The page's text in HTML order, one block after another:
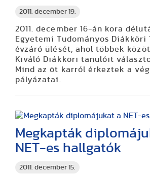
2011. december 19.
2011. december 16-án kora
Egyetemi Tudományos Diákköri
évzáró ülését, ahol többek
Kiváló Diákköri tanulóit
Mind az öt karról érkeztek a
pályázatai.
2011. december 15.
Megkapták
NET-es hallgatók